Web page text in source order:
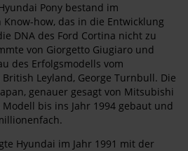
Pony bestand im
how, das in die Entwicklung
DNA des Ford Cortina nicht zu
von Giorgetto Giugiaro und
des Erfolgsmodells vom
Leyland, George Turnbull. Die
genauer gesagt von Mitsubishi
bis ins Jahr 1994 gebaut und
Hyundai im Jahr 1991 mit der